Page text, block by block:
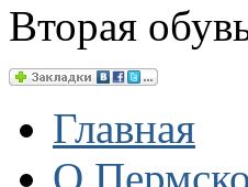
Вторая
Главная
О